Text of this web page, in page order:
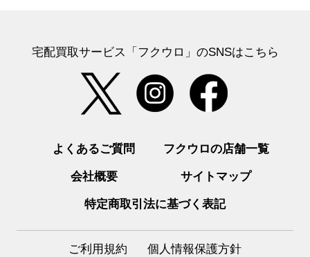
宅配買取サービス「フクウロ」のSNSはこちら
よくあるご質問 フクウロの店舗一覧
会社概要 サイトマップ
特定商取引法に基づく表記
ご利用規約 個人情報保護方針